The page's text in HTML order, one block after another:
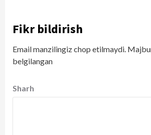
Fikr bildirish
Email manzilingiz chop etilmaydi.
belgilangan
Sharh